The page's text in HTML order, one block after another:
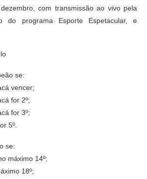
com transmissão ao vivo pela
do programa Esporte Espetacular, e
se:
vencer;
for 2º;
for 3º;
5º.
se:
máximo 14º;
18º;